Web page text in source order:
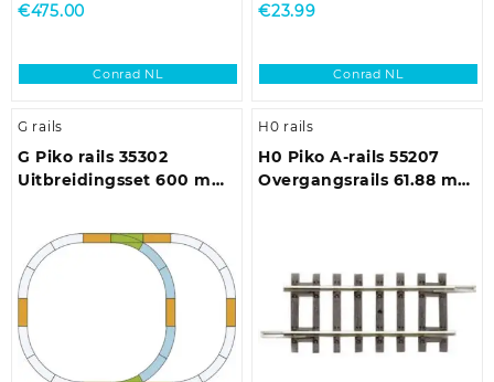
€475.00
Conrad NL
€23.99
Conrad NL
G rails
G Piko rails 35302
Uitbreidingsset 600 mm
H0 rails
H0 Piko A-rails 55207
Overgangsrails 61.88 mm